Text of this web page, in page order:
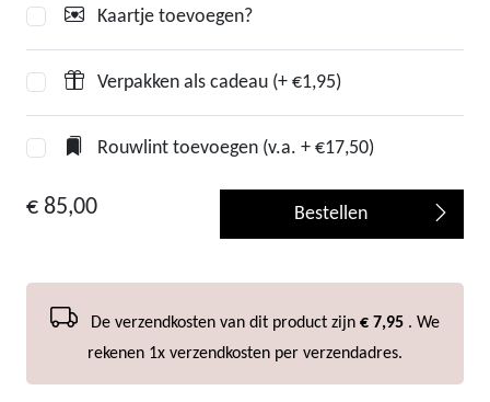
Kaartje toevoegen?
Verpakken als cadeau (+ €1,95)
Rouwlint toevoegen (v.a. + €17,50)
€ 85,00 Bestellen
De verzendkosten van dit product zijn € 7,95 . We
rekenen 1x verzendkosten per verzendadres.